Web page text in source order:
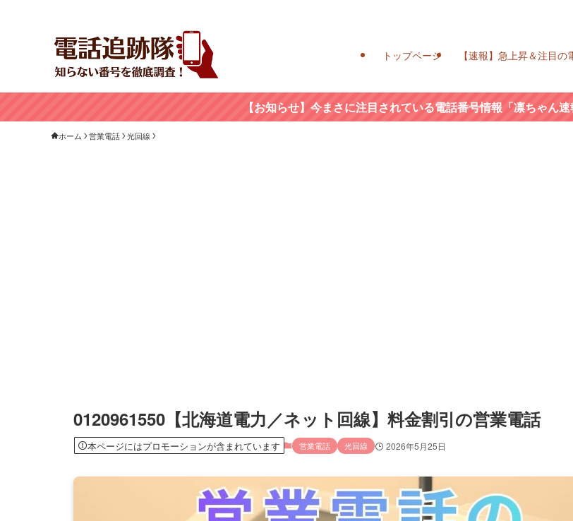
トップページ 【速報】急上昇＆注目の
【お知らせ】今まさに注目されている電話番号情報「凛ちゃん
ホーム 営業電話 光回線
0120961550【北海道電力／ネット回線】料金割引の営業電話
本ページにはプロモーションが含まれています 営業電話 光回線 2026年5月25日